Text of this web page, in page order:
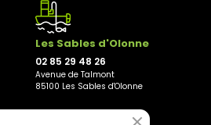
Les Sables d'Olonne
02 85 29 48 26
Avenue de Talmont
85100 Les Sables d'Olonne